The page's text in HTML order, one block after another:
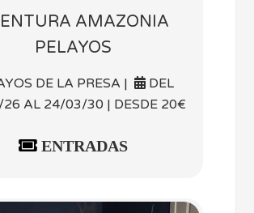
AMAZONIA
PELAYOS
DE LA PRESA |
DEL
AL 24/03/30 | DESDE 20€
ENTRADAS